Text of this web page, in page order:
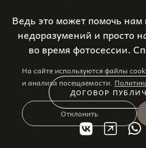
Ведь это может помочь
недоразумений и просто
во время фотосессии.
ДОГОВОР
На сайте используются файлы
и анализа посещаемости.
Отклонить